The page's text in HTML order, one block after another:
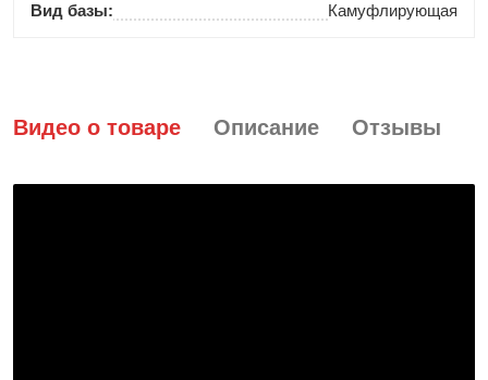
Вид базы:
Камуфлирующая
Видео о товаре Описание Отзывы